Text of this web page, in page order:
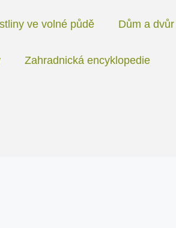
ve volné půdě Dům a dvůr
Zahradnická encyklopedie